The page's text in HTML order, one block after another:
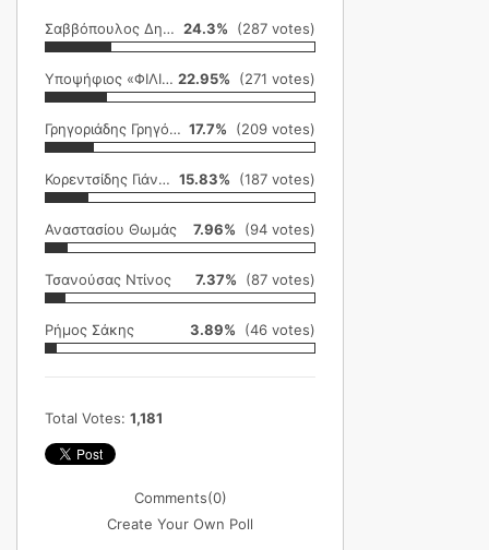
Σαββόπουλος Δημήτρης 24.3% (287 votes)
Υποψήφιος «ΦΙΛΙΚΗ ΕΤΑΙΡΕΙΑ» 22.95% (271 votes)
Γρηγοριάδης Γρηγόρης 17.7% (209 votes)
Κορεντσίδης Γιάννης 15.83% (187 votes)
Αναστασίου Θωμάς 7.96% (94 votes)
Τσανούσας Ντίνος 7.37% (87 votes)
Ρήμος Σάκης 3.89% (46 votes)
Total Votes: 1,181
Comments(0)
Create Your Own Poll